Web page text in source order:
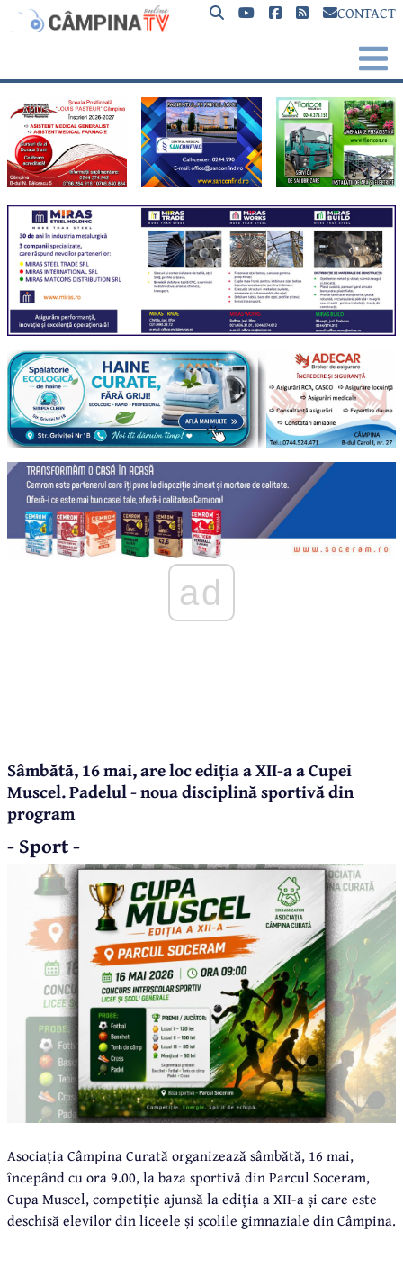
CONTACT
ad
Sâmbătă, 16 mai, are loc ediția a XII-a a Cupei
Muscel. Padelul - noua disciplină sportivă din
program
- Sport -
Asociația Câmpina Curată organizează sâmbătă, 16 mai,
începând cu ora 9.00, la baza sportivă din Parcul Soceram,
Cupa Muscel, competiție ajunsă la ediția a XII-a și care este
deschisă elevilor din liceele și școlile gimnaziale din Câmpina.